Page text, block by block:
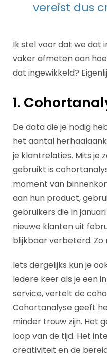
vereist dus
Ik stel voor dat we dat
vaker afmeten aan
dat ingewikkeld?
1.
De data die je nodig
het aantal
je klantrelaties. Mits je
gebruikt is
moment van
aan hun product,
gebruikers die in
nieuwe klanten uit
blijkbaar verbeterd. Zo
Iets dergelijks kun je
Iedere keer als je een
service, vertelt de
Cohortanalyse geeft
minder trouw zijn. Het
loop van de tijd. Het
creativiteit en de